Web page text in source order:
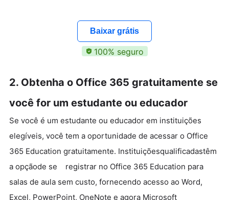
Baixar grátis
100% seguro
2. Obtenha o Office 365 gratuitamente se
você for um estudante ou educador
Se você é um estudante ou educador em instituições
elegíveis, você tem a oportunidade de acessar o Office
365 Education gratuitamente. Instituiçõesqualificadastêm
a opçãode se registrar no Office 365 Education para
salas de aula sem custo, fornecendo acesso ao Word,
Excel, PowerPoint, OneNote e agora Microsoft